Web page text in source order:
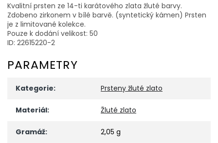
Kvalitní prsten ze 14-ti karátového zlata žluté barvy.
Zdobeno zirkonem v bílé barvě. (syntetický kámen) Prsten
je z limitované kolekce.
Pouze k dodání velikost: 50
ID: 22615220-2
PARAMETRY
Kategorie: Prsteny žluté zlato
Materiál: Žluté zlato
Gramáž: 2,05 g